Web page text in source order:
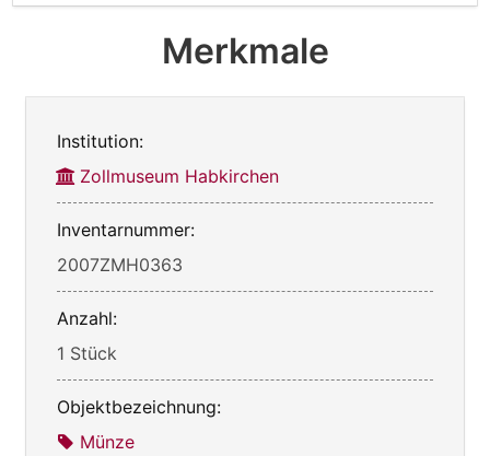
Merkmale
Institution:
Zollmuseum Habkirchen
Inventarnummer:
2007ZMH0363
Anzahl:
1 Stück
Objektbezeichnung:
Münze